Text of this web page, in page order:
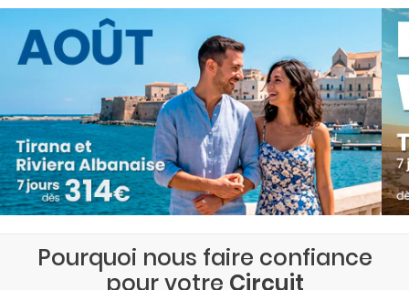
Pourquoi nous faire confiance
pour votre Circuit